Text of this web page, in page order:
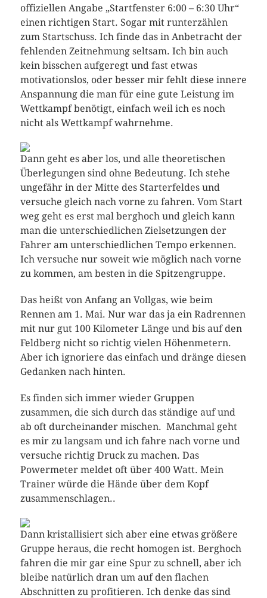
offiziellen Angabe „Startfenster 6:00 – 6:30 Uhr“
einen richtigen Start. Sogar mit runterzählen
zum Startschuss. Ich finde das in Anbetracht der
fehlenden Zeitnehmung seltsam. Ich bin auch
kein bisschen aufgeregt und fast etwas
motivationslos, oder besser mir fehlt diese innere
Anspannung die man für eine gute Leistung im
Wettkampf benötigt, einfach weil ich es noch
nicht als Wettkampf wahrnehme.
Dann geht es aber los, und alle theoretischen
Überlegungen sind ohne Bedeutung. Ich stehe
ungefähr in der Mitte des Starterfeldes und
versuche gleich nach vorne zu fahren. Vom Start
weg geht es erst mal berghoch und gleich kann
man die unterschiedlichen Zielsetzungen der
Fahrer am unterschiedlichen Tempo erkennen.
Ich versuche nur soweit wie möglich nach vorne
zu kommen, am besten in die Spitzengruppe.
Das heißt von Anfang an Vollgas, wie beim
Rennen am 1. Mai. Nur war das ja ein Radrennen
mit nur gut 100 Kilometer Länge und bis auf den
Feldberg nicht so richtig vielen Höhenmetern.
Aber ich ignoriere das einfach und dränge diesen
Gedanken nach hinten.
Es finden sich immer wieder Gruppen
zusammen, die sich durch das ständige auf und
ab oft durcheinander mischen. Manchmal geht
es mir zu langsam und ich fahre nach vorne und
versuche richtig Druck zu machen. Das
Powermeter meldet oft über 400 Watt. Mein
Trainer würde die Hände über dem Kopf
zusammenschlagen..
Dann kristallisiert sich aber eine etwas größere
Gruppe heraus, die recht homogen ist. Berghoch
fahren die mir gar eine Spur zu schnell, aber ich
bleibe natürlich dran um auf den flachen
Abschnitten zu profitieren. Ich denke das sind